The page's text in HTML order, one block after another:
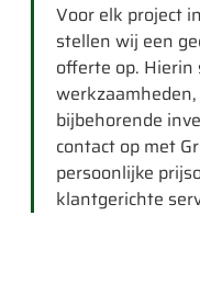
Voor elk project
stellen wij een
offerte op. Hierin
bijbehorende
contact op met
persoonlijke
klantgerichte